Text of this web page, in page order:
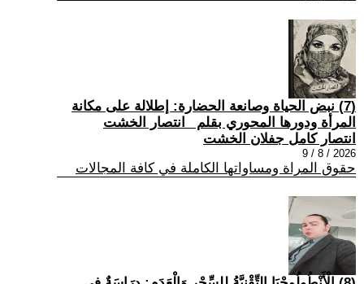
(7) نبض الحياة وصانعة الحضارة: إطلالة على مكانة
المرأة ودورها المحوري بقلم _انتصار الخشت
انتصار كامل جفلان الخشت
2026 / 8 / 9
حقوق المراة ومساواتها الكاملة في كافة المجالات